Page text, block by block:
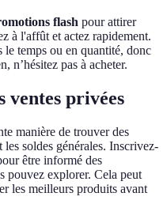
flash pour attirer
à l'affût et actez rapidement.
le temps ou en quantité, donc
n’hésitez pas à acheter.
ventes privées
manière de trouver des
soldes générales. Inscrivez-
être informé des
pouvez explorer. Cela peut
les meilleurs produits avant